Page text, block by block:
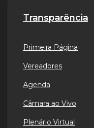
Transparência
Primeira Página
Vereadores
Agenda
Câmara ao Vivo
Plenário Virtual